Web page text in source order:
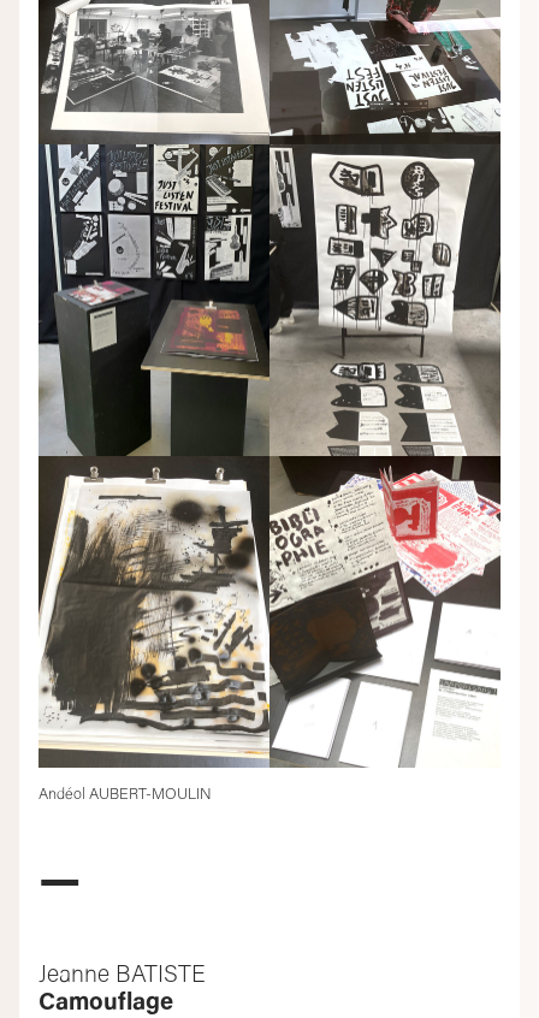
Andéol AUBERT-MOULIN
—
Jeanne BATISTE
Camouflage